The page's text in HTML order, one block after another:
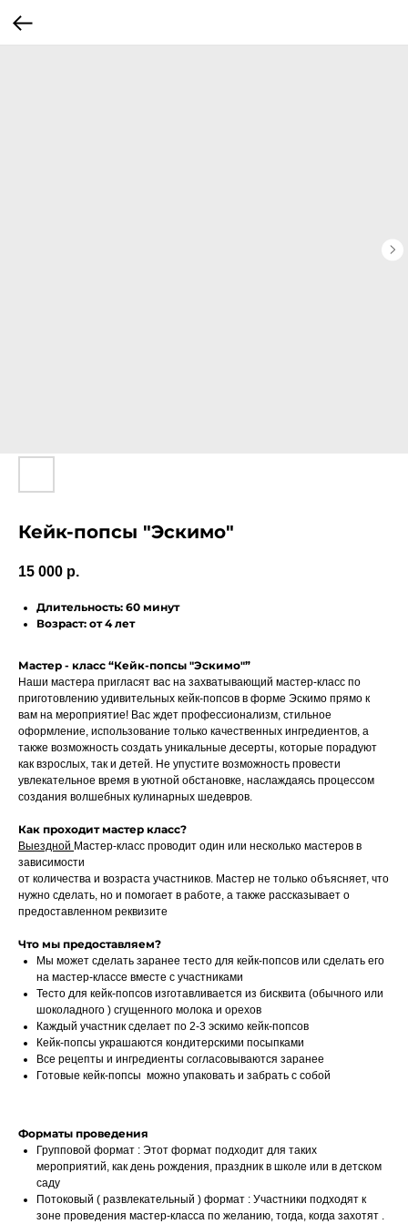
Кейк-попсы "Эскимо"
15 000 р.
Длительность: 60 минут
Возраст: от 4 лет
Мастер - класс “Кейк-попсы "Эскимо"”
Наши мастера пригласят вас на захватывающий мастер-класс по
приготовлению удивительных кейк-попсов в форме Эскимо прямо к
вам на мероприятие! Вас ждет профессионализм, стильное
оформление, использование только качественных ингредиентов, а
также возможность создать уникальные десерты, которые порадуют
как взрослых, так и детей. Не упустите возможность провести
увлекательное время в уютной обстановке, наслаждаясь процессом
создания волшебных кулинарных шедевров.
Как проходит мастер класс?
Выездной Мастер-класс проводит один или несколько мастеров в
зависимости
от количества и возраста участников. Мастер не только объясняет, что
нужно сделать, но и помогает в работе, а также рассказывает о
предоставленном реквизите
Что мы предоставляем?
Мы может сделать заранее тесто для кейк-попсов или сделать его
на мастер-классе вместе с участниками
Тесто для кейк-попсов изготавливается из бисквита (обычного или
шоколадного ) сгущенного молока и орехов
Каждый участник сделает по 2-3 эскимо кейк-попсов
Кейк-попсы украшаются кондитерскими посыпками
Все рецепты и ингредиенты согласовываются заранее
Готовые кейк-попсы можно упаковать и забрать с собой
Форматы проведения
Групповой формат : Этот формат подходит для таких
мероприятий, как день рождения, праздник в школе или в детском
саду
Потоковый ( развлекательный ) формат : Участники подходят к
зоне проведения мастер-класса по желанию, тогда, когда захотят .